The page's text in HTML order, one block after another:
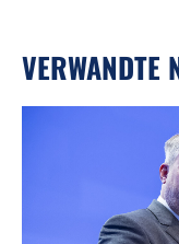
VERWANDTE